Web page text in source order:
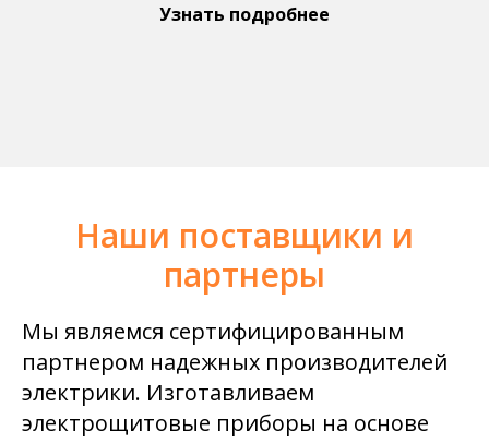
Узнать подробнее
Наши поставщики и
партнеры
Мы являемся сертифицированным
партнером надежных производителей
электрики. Изготавливаем
электрощитовые приборы на основе